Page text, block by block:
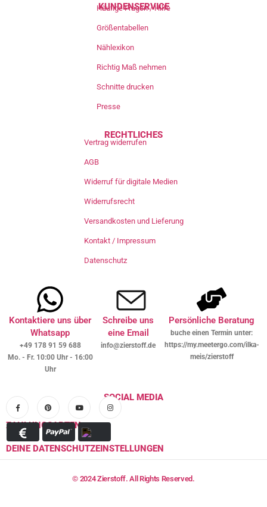
KUNDENSERVICE
Häufige Fragen / Hilfe
Größentabellen
Nählexikon
Richtig Maß nehmen
Schnitte drucken
Presse
RECHTLICHES
Vertrag widerrufen
AGB
Widerruf für digitale Medien
Widerrufsrecht
Versandkosten und Lieferung
Kontakt / Impressum
Datenschutz
Kontaktiere uns über
Whatsapp
+49 178 91 59 688
Mo. - Fr. 10:00 Uhr - 16:00
Uhr
Schreibe uns
eine Email
info@zierstoff.de
Persönliche Beratung
buche einen Termin unter:
https://my.meetergo.com/ilka-
meis/zierstoff
SOCIAL MEDIA
ZAHLUNGSARTEN
DEINE DATENSCHUTZEINSTELLUNGEN
© 2024 Zierstoff. All Rights Reserved.